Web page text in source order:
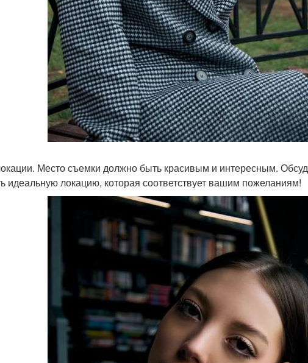
Место съемки должно быть красивым и интересным.
идеальную локацию, которая соответствует вашим пожеланиям!